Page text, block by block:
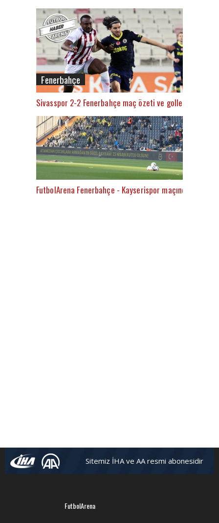
Fenerbahçe
Sivasspor 2-2 Fenerbahçe maç özeti ve golleri (İZLE)
FutbolArena Fenerbahçe - Kayserispor maçında
Sitemiz İHA ve AA resmi abonesidir
FutbolArena